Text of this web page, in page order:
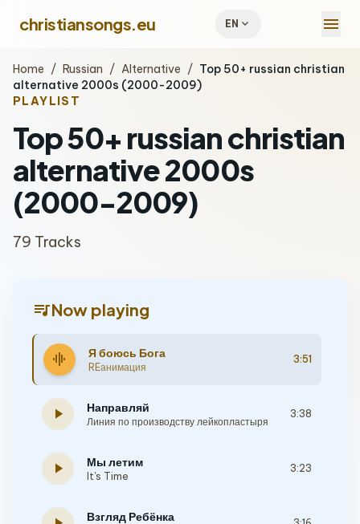
christiansongs.eu EN expand_more menu
Home / Russian / Alternative / Top 50+ russian christian
alternative 2000s (2000-2009)
PLAYLIST
Top 50+ russian christian
alternative 2000s
(2000-2009)
79 Tracks
queue_musicNow playing
graphic_eq Я боюсь Бога
REанимация
3:51
play_arrow Направляй
Линия по производству лейкопластыря
3:38
play_arrow Мы летим
It's Time
3:23
Взгляд Ребёнка